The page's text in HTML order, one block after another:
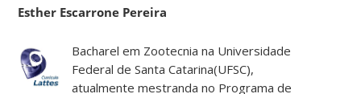
Esther Escarrone Pereira
Bacharel em Zootecnia na Universidade
Federal de Santa Catarina(UFSC),
atualmente mestranda no Programa de